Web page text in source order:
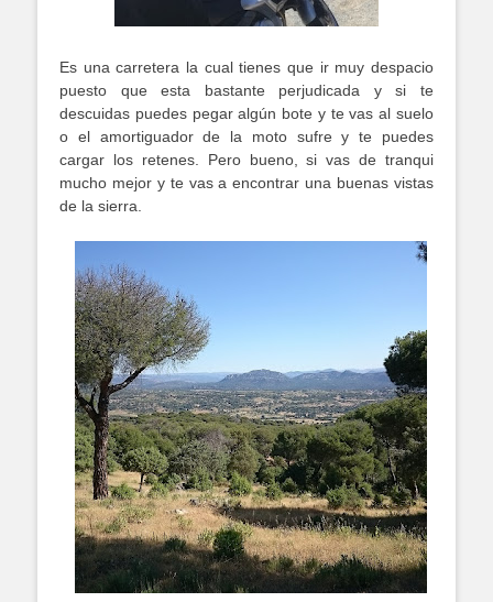
Es una carretera la cual tienes que ir muy despacio
puesto que esta bastante perjudicada y si te
descuidas puedes pegar algún bote y te vas al suelo
o el amortiguador de la moto sufre y te puedes
cargar los retenes. Pero bueno, si vas de tranqui
mucho mejor y te vas a encontrar una buenas vistas
de la sierra.